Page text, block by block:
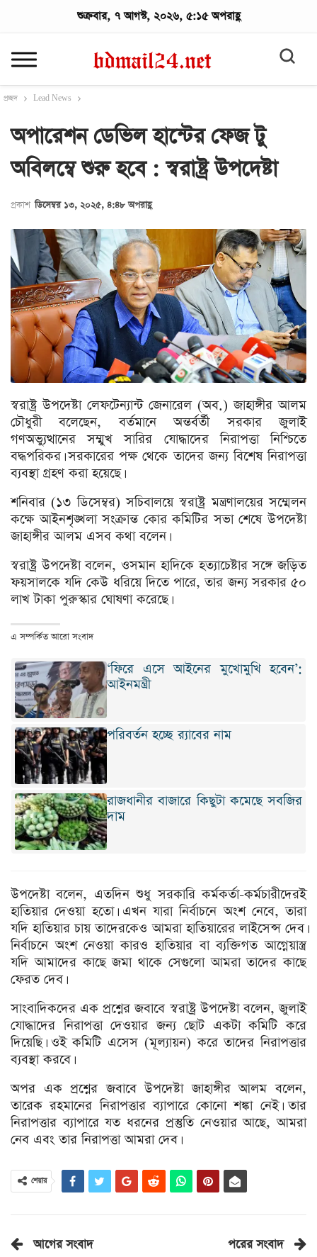
শুক্রবার, ৭ আগস্ট, ২০২৬, ৫:১৫ অপরাহ্ণ
প্রচ্ছদ Lead News
অপারেশন ডেভিল হান্টের ফেজ টু
অবিলম্বে শুরু হবে : স্বরাষ্ট্র উপদেষ্টা
প্রকাশ ডিসেম্বর ১৩, ২০২৫, ৪:৪৮ অপরাহ্ণ
স্বরাষ্ট্র উপদেষ্টা লেফটেন্যান্ট জেনারেল (অব.) জাহাঙ্গীর আলম
চৌধুরী বলেছেন, বর্তমানে অন্তর্বর্তী সরকার জুলাই
গণঅভ্যুত্থানের সম্মুখ সারির যোদ্ধাদের নিরাপত্তা নিশ্চিতে
বদ্ধপরিকর। সরকারের পক্ষ থেকে তাদের জন্য বিশেষ নিরাপত্তা
ব্যবস্থা গ্রহণ করা হয়েছে।
শনিবার (১৩ ডিসেম্বর) সচিবালয়ে স্বরাষ্ট্র মন্ত্রণালয়ের সম্মেলন
কক্ষে আইনশৃঙ্খলা সংক্রান্ত কোর কমিটির সভা শেষে উপদেষ্টা
জাহাঙ্গীর আলম এসব কথা বলেন।
স্বরাষ্ট্র উপদেষ্টা বলেন, ওসমান হাদিকে হত্যাচেষ্টার সঙ্গে জড়িত
ফয়সালকে যদি কেউ ধরিয়ে দিতে পারে, তার জন্য সরকার ৫০
লাখ টাকা পুরুস্কার ঘোষণা করেছে।
এ সম্পর্কিত আরো সংবাদ
‘ফিরে এসে আইনের মুখোমুখি হবেন’:
আইনমন্ত্রী
পরিবর্তন হচ্ছে র‌্যাবের নাম
রাজধানীর বাজারে কিছুটা কমেছে সবজির
দাম
উপদেষ্টা বলেন, এতদিন শুধু সরকারি কর্মকর্তা-কর্মচারীদেরই
হাতিয়ার দেওয়া হতো। এখন যারা নির্বাচনে অংশ নেবে, তারা
যদি হাতিয়ার চায় তাদেরকেও আমরা হাতিয়ারের লাইসেন্স দেব।
নির্বাচনে অংশ নেওয়া কারও হাতিয়ার বা ব্যক্তিগত আগ্নেয়াস্ত্র
যদি আমাদের কাছে জমা থাকে সেগুলো আমরা তাদের কাছে
ফেরত দেব।
সাংবাদিকদের এক প্রশ্নের জবাবে স্বরাষ্ট্র উপদেষ্টা বলেন, জুলাই
যোদ্ধাদের নিরাপত্তা দেওয়ার জন্য ছোট একটা কমিটি করে
দিয়েছি। ওই কমিটি এসেস (মূল্যায়ন) করে তাদের নিরাপত্তার
ব্যবস্থা করবে।
অপর এক প্রশ্নের জবাবে উপদেষ্টা জাহাঙ্গীর আলম বলেন,
তারেক রহমানের নিরাপত্তার ব্যাপারে কোনো শঙ্কা নেই। তার
নিরাপত্তার ব্যাপারে যত ধরনের প্রস্তুতি নেওয়ার আছে, আমরা
নেব এবং তার নিরাপত্তা আমরা দেব।
শেয়ার
আগের সংবাদ পরের সংবাদ